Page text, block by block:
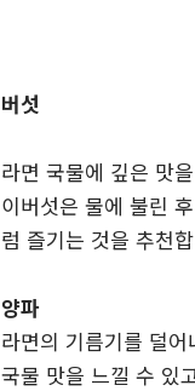
버섯
라면 국물에 깊은 맛
이버섯은 물에 불린
럼 즐기는 것을 추천
양파
라면의 기름기를 덜
국물 맛을 느낄 수 있